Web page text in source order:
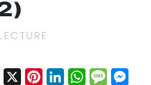
Facebook
X Pinterest
LinkedInWhatsApp